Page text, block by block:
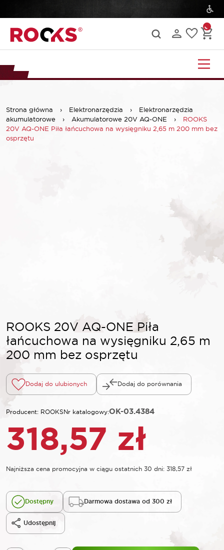
Strona główna › Elektronarzędzia ›
Elektronarzędzia
akumulatorowe
› Akumulatorowe 20V AQ-ONE ›
ROOKS
20V AQ-ONE Piła łańcuchowa na wysięgniku 2,65 m 200 mm bez
osprzętu
ROOKS 20V AQ-ONE Piła
łańcuchowa na wysięgniku 2,65 m
200 mm bez osprzętu
Dodaj do ulubionych Dodaj do porównania
Producent: ROOKSNr katalogowy:OK-03.4384
318,57 zł
Najniższa cena promocyjna w ciągu ostatnich 30 dni: 318,57 zł
Dostępny Darmowa dostawa od 300 zł
Udostępnij